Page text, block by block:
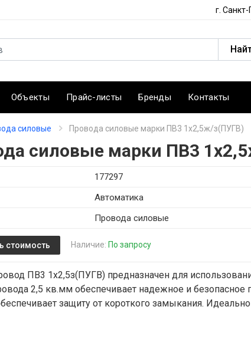
г.
Объекты Прайс-листы Бренды Контакты
силовые Провода силовые марки ПВ3 1х2,5ж/з(ПУГВ)
силовые марки ПВ3
177297
Автоматика
Провода силовые
стоимость Наличие: По запросу
ПВ3 1х2,5з(ПУГВ) предназначен для
2,5 кв.мм обеспечивает надежное и
защиту от короткого замыкания.